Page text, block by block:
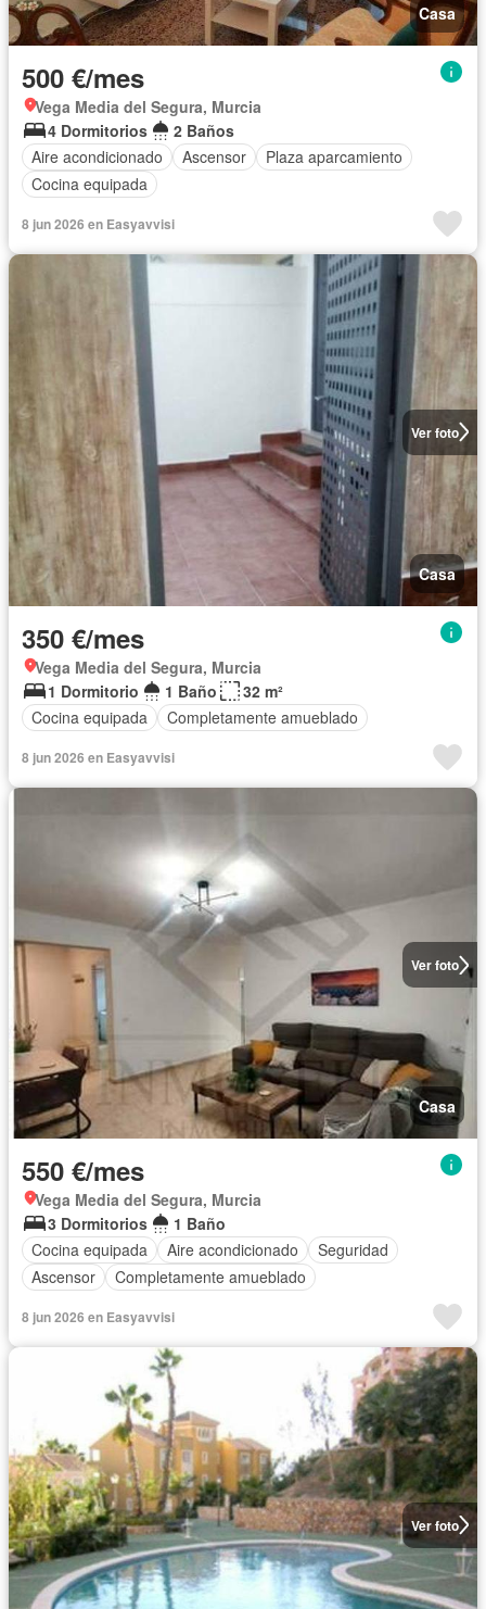
Casa
500 €/mes
Vega Media del Segura, Murcia
4 Dormitorios
2 Baños
Aire acondicionado
Ascensor
Plaza aparcamiento
Cocina equipada
8 jun 2026 en Easyavvisi
Ver foto
Casa
350 €/mes
Vega Media del Segura, Murcia
1 Dormitorio
1 Baño
32 m²
Cocina equipada
Completamente amueblado
8 jun 2026 en Easyavvisi
Ver foto
Casa
550 €/mes
Vega Media del Segura, Murcia
3 Dormitorios
1 Baño
Cocina equipada
Aire acondicionado
Seguridad
Ascensor
Completamente amueblado
8 jun 2026 en Easyavvisi
Ver foto